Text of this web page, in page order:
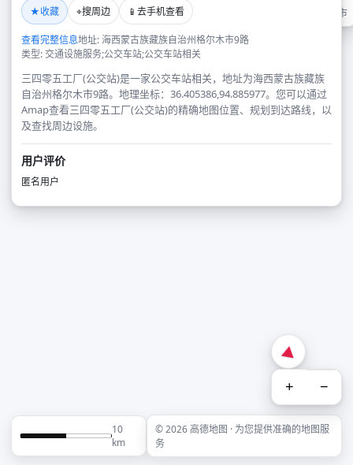
★收藏 ⌖搜周边 📱 去手机查看
查看完整信息地址: 海西蒙古族藏族自治州格尔木市9路
类型: 交通设施服务;公交车站;公交车站相关
三四零五工厂(公交站)是一家公交车站相关，地址为海西蒙古族藏族
自治州格尔木市9路。地理坐标：36.405386,94.885977。您可以通过
Amap查看三四零五工厂(公交站)的精确地图位置、规划到达路线，以
及查找周边设施。
用户评价
匿名用户
海西蒙古族藏族自治州格尔木市
+ −
10
km
© 2026 高德地图 · 为您提供准确的地图服
务